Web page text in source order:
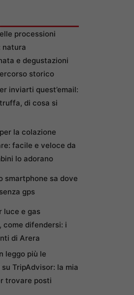
processioni
natura
e degustazioni
storico
inviarti quest’email:
di cosa si
la colazione
facile e veloce da
lo adorano
smartphone sa dove
gps
luce e gas
come difendersi: i
di Arera
leggo più le
TripAdvisor: la mia
trovare posti